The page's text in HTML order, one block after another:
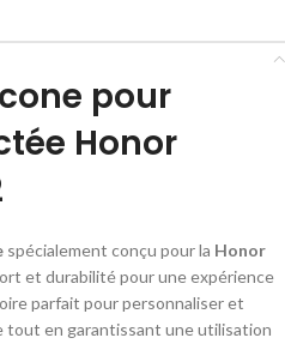
pour
Honor
spécialement conçu pour la Honor
et durabilité pour une expérience
parfait pour personnaliser et
en garantissant une utilisation